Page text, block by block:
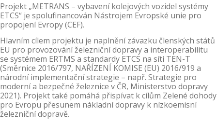
Projekt „METRANS – vybavení kolejových vozidel systémy
ETCS“ je spolufinancován Nástrojem Evropské unie pro
propojení Evropy (CEF).
Hlavním cílem projektu je naplnění závazku členských států
EU pro provozování železniční dopravy a interoperabilitu
se systémem ERTMS a standardy ETCS na síti TEN-T
(Směrnice 2016/797, NAŘÍZENÍ KOMISE (EU) 2016/919 a
národní implementační strategie – např. Strategie pro
moderní a bezpečné železnice v ČR, Ministerstvo dopravy
2021). Projekt také pomáhá přispívat k cílům Zelené dohody
pro Evropu přesunem nákladní dopravy k nízkoemisní
železniční dopravě.